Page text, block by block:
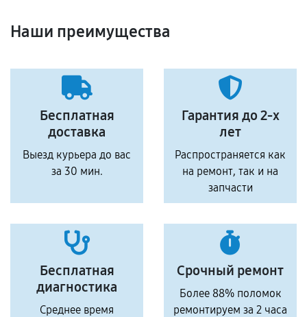
Наши преимущества
Бесплатная
доставка
Выезд курьера до вас
за 30 мин.
Гарантия до 2-х
лет
Распространяется как
на ремонт, так и на
запчасти
Бесплатная
диагностика
Среднее время
Срочный ремонт
Более 88% поломок
ремонтируем за 2 часа